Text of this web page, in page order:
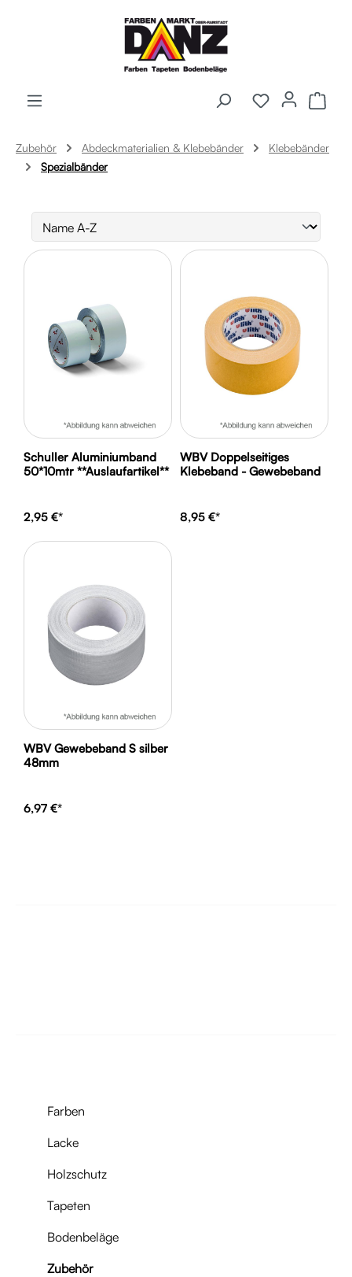
Zum Hauptinhalt springen
Zubehör Abdeckmaterialien & Klebebänder
Klebebänder
Spezialbänder
Farben
Lacke
Holzschutz
Tapeten
Bodenbeläge
Zubehör
Schuller Aluminiumband
50*10mtr **Auslaufartikel**
2,95 €*
WBV Doppelseitiges
Klebeband - Gewebeband
8,95 €*
WBV Gewebeband S silber
48mm
6,97 €*